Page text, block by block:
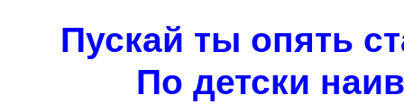
Пускай ты опять
По детски